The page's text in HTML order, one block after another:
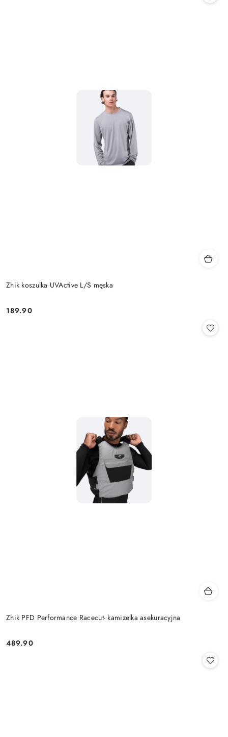
Zhik koszulka UVActive L/S męska
Cena:
189.90
Zhik PFD Performance Racecut- kamizelka asekuracyjna
Cena:
489.90